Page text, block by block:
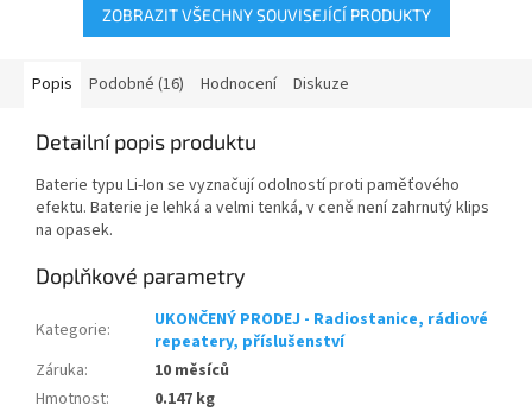
ZOBRAZIT VŠECHNY SOUVISEJÍCÍ PRODUKTY
Popis Podobné (16) Hodnocení Diskuze
Detailní popis produktu
Baterie typu Li-Ion se vyznačují odolností proti paměťového
efektu. Baterie je lehká a velmi tenká, v ceně není zahrnutý klips
na opasek.
Doplňkové parametry
Kategorie:
UKONČENÝ PRODEJ - Radiostanice, rádiové
repeatery, příslušenství
Záruka:
10 měsíců
Hmotnost:
0.147 kg